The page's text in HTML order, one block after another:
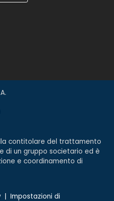
contitolare del trattamento
di un gruppo societario ed è
e coordinamento di
Impostazioni di